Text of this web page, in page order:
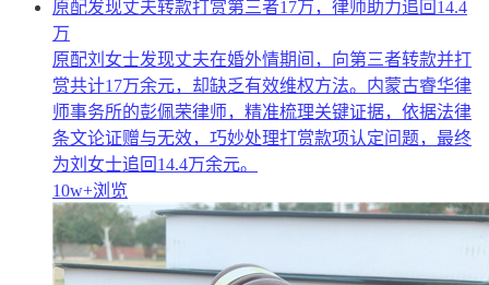
原配发现丈夫转款打赏第三者17万，律师助力追回14.4
万
原配刘女士发现丈夫在婚外情期间，向第三者转款并打
赏共计17万余元，却缺乏有效维权方法。内蒙古睿华律
师事务所的彭佩荣律师，精准梳理关键证据，依据法律
条文论证赠与无效，巧妙处理打赏款项认定问题，最终
为刘女士追回14.4万余元。
10w+浏览